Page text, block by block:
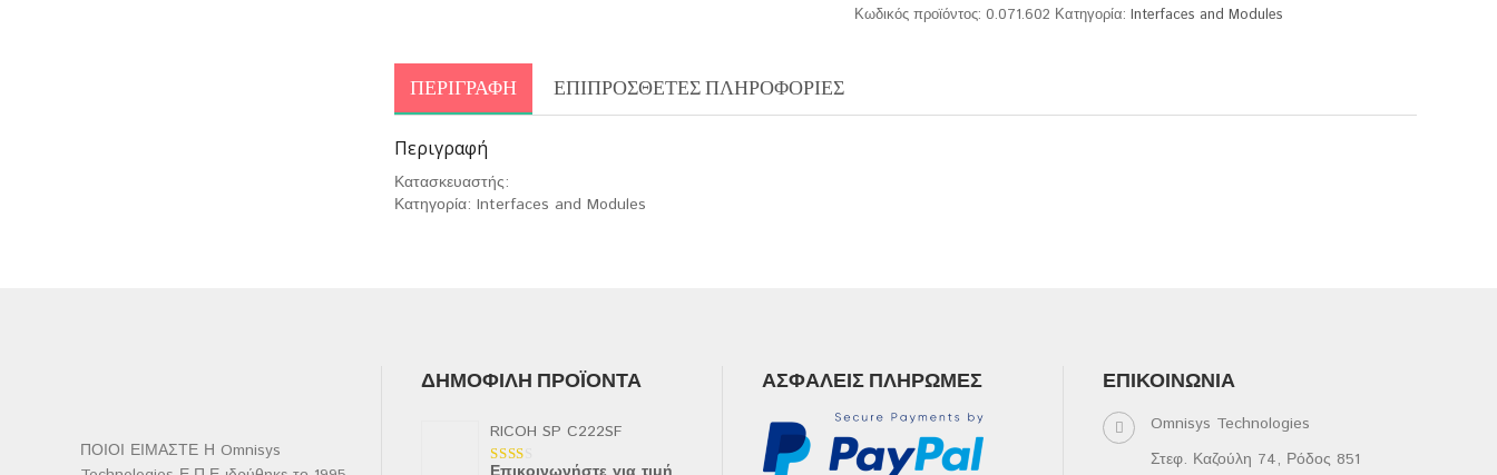
Κωδικός προϊόντος:0.071.602 Κατηγορία:Interfaces and Modules
ΠΕΡΙΓΡΑΦΉ ΕΠΙΠΡΌΣΘΕΤΕΣ ΠΛΗΡΟΦΟΡΊΕΣ
Περιγραφή
Κατασκευαστής:
Κατηγορία: Interfaces and Modules
ΠΟΙΟΙ ΕΙΜΑΣΤΕ Η Omnisys
ΔΗΜΟΦΙΛΉ ΠΡΟΪΌΝΤΑ
RICOH SP C222SF
ΑΣΦΑΛΕΊΣ ΠΛΗΡΩΜΈΣ ΕΠΙΚΟΙΝΩΝΊΑ
Omnisys Technologies
Στεφ. Καζούλη 74, Ρόδος 851